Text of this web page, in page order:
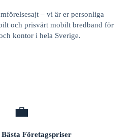
– vi är er personliga
och prisvärt mobilt bredband för
kontor i hela Sverige.
💼
Bästa Företagspriser